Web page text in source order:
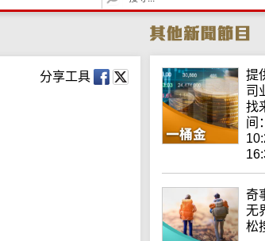
e
c
h
分享工具
提
司
找
间
奇
无
松